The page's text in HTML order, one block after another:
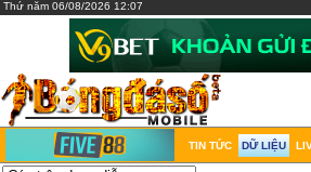
Thứ năm 06/08/2026 12:07
TIN TỨC DỮ LIỆU